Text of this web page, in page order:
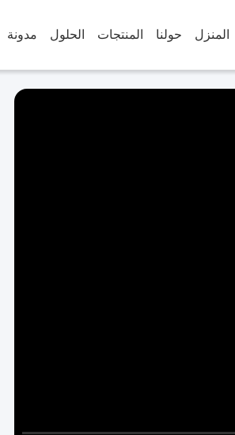
المنزل حولنا المنتجات الحلول مدونة